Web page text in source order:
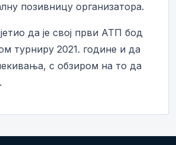
позивницу организатора.
да је свој први АТП бод
турниру 2021. године и да
с обзиром на то да